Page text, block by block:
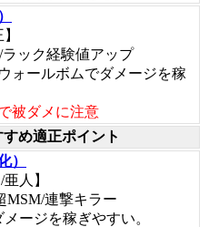
ック経験値アップ
ォールボムでダメージを稼
被ダメに注意
すめ適正ポイント
）
人】
MSM/連撃キラー
ージを稼ぎやすい。